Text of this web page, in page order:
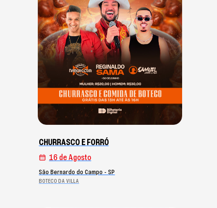
CHURRASCO E FORRÓ
16 de Agosto
São Bernardo do Campo - SP
BOTECO DA VILLA